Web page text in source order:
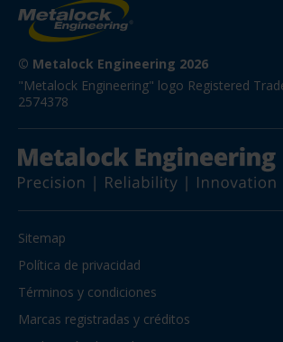
© Metalock Engineering 2026
"Metalock Engineering" logo Registered
2574378
Sitemap
Política de privacidad
Términos y condiciones
Marcas registradas y créditos